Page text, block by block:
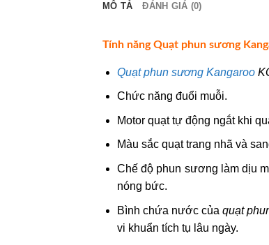
MÔ TẢ ĐÁNH GIÁ (0)
Tính năng Quạt phun sương
Quạt phun sương Kangaroo
Chức năng đuổi muỗi.
Motor quạt tự động ngắt khi
Màu sắc quạt trang nhã và
Chế độ phun sương làm dịu
nóng bức.
Bình chứa nước củaquạt
vi khuẩn tích tụ lâu ngày.